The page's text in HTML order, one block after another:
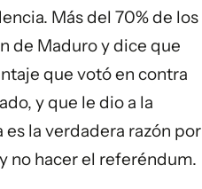
Más del 70% de los
de Maduro y dice que
que votó en contra
y que le dio a la
es la verdadera razón por
no hacer el referéndum.